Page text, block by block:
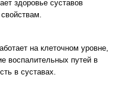
здоровье суставов
на клеточном уровне,
воспалительных путей в
в суставах.